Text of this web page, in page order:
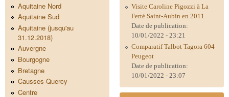
Aquitaine Nord
Aquitaine Sud
Aquitaine (jusqu'au
31.12.2018)
Auvergne
Bourgogne
Bretagne
Causses-Quercy
Centre
Visite Caroline Pigozzi à La
Ferté Saint-Aubin en 2011
Date de publication:
10/01/2022 - 23:21
Comparatif Talbot Tagora 604
Peugeot
Date de publication:
10/01/2022 - 23:07